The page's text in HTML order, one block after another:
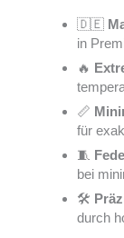
🇩🇪
in
🔥
📏
für
🧵
bei
🛠️
durch